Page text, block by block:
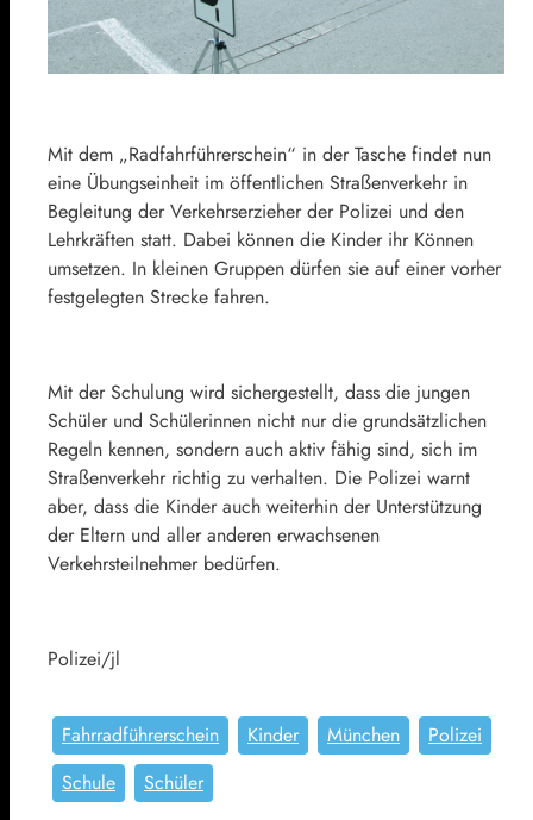
Mit dem „Radfahrführerschein“ in der Tasche findet nun
eine Übungseinheit im öffentlichen Straßenverkehr in
Begleitung der Verkehrserzieher der Polizei und den
Lehrkräften statt. Dabei können die Kinder ihr Können
umsetzen. In kleinen Gruppen dürfen sie auf einer vorher
festgelegten Strecke fahren.
Mit der Schulung wird sichergestellt, dass die jungen
Schüler und Schülerinnen nicht nur die grundsätzlichen
Regeln kennen, sondern auch aktiv fähig sind, sich im
Straßenverkehr richtig zu verhalten. Die Polizei warnt
aber, dass die Kinder auch weiterhin der Unterstützung
der Eltern und aller anderen erwachsenen
Verkehrsteilnehmer bedürfen.
Polizei/jl
Fahrradführerschein Kinder München
Polizei
Schule
Schüler